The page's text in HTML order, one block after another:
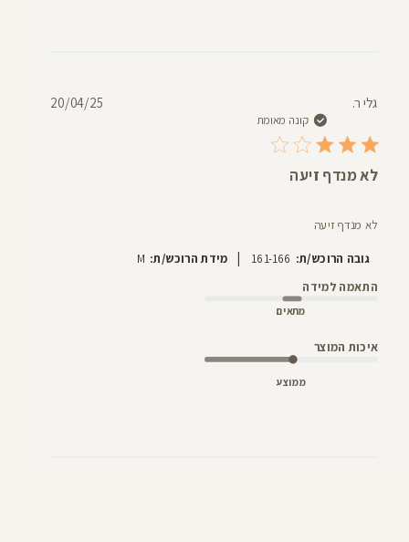
גלי ר.
קונה מאומת
לא מנדף זיעה
לא מנדף זיעה
גובה הרוכש/ת: 161-166
| מידת הרוכש/ת: M
התאמה למידה
מתאים
איכות המוצר
ממוצע
20/04/25